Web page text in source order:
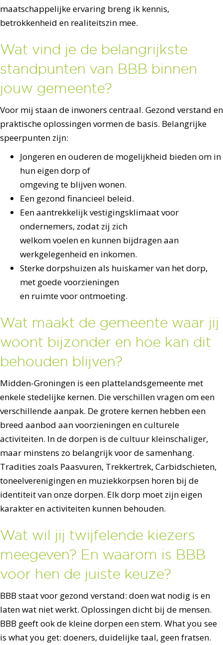
maatschappelijke ervaring breng ik kennis,
betrokkenheid en realiteitszin mee.
Wat vind je de belangrijkste
standpunten van BBB binnen
jouw gemeente?
Voor mij staan de inwoners centraal. Gezond verstand en
praktische oplossingen vormen de basis. Belangrijke
speerpunten zijn:
Jongeren en ouderen de mogelijkheid bieden om in
hun eigen dorp of
omgeving te blijven wonen.
Een gezond financieel beleid.
Een aantrekkelijk vestigingsklimaat voor
ondernemers, zodat zij zich
welkom voelen en kunnen bijdragen aan
werkgelegenheid en inkomen.
Sterke dorpshuizen als huiskamer van het dorp,
met goede voorzieningen
en ruimte voor ontmoeting.
Wat maakt de gemeente waar jij
woont bijzonder en hoe kan dit
behouden blijven?
Midden-Groningen is een plattelandsgemeente met
enkele stedelijke kernen. Die verschillen vragen om een
verschillende aanpak. De grotere kernen hebben een
breed aanbod aan voorzieningen en culturele
activiteiten. In de dorpen is de cultuur kleinschaliger,
maar minstens zo belangrijk voor de samenhang.
Tradities zoals Paasvuren, Trekkertrek, Carbidschieten,
toneelverenigingen en muziekkorpsen horen bij de
identiteit van onze dorpen. Elk dorp moet zijn eigen
karakter en activiteiten kunnen behouden.
Wat wil jij twijfelende kiezers
meegeven? En waarom is BBB
voor hen de juiste keuze?
BBB staat voor gezond verstand: doen wat nodig is en
laten wat niet werkt. Oplossingen dicht bij de mensen.
BBB geeft ook de kleine dorpen een stem. What you see
is what you get: doeners, duidelijke taal, geen fratsen.